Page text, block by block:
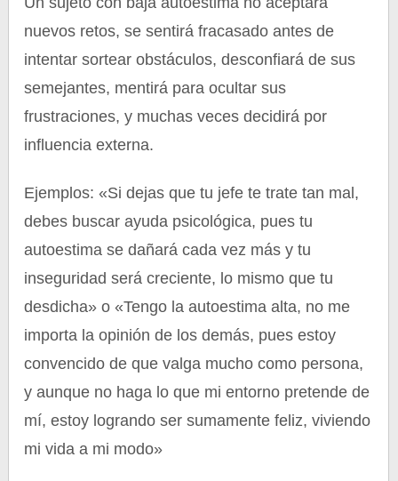
nuevos retos, se sentirá fracasado antes de
intentar sortear obstáculos, desconfiará de sus
semejantes, mentirá para ocultar sus
frustraciones, y muchas veces decidirá por
influencia externa.
Ejemplos: «Si dejas que tu jefe te trate tan mal,
debes buscar ayuda psicológica, pues tu
autoestima se dañará cada vez más y tu
inseguridad será creciente, lo mismo que tu
desdicha» o «Tengo la autoestima alta, no me
importa la opinión de los demás, pues estoy
convencido de que valga mucho como persona,
y aunque no haga lo que mi entorno pretende de
mí, estoy logrando ser sumamente feliz, viviendo
mi vida a mi modo»